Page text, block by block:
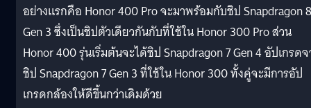
อย่างแรกคือ Honor 400 Pro จะมาพร้อมกับชิป Snapdragon 8
Gen 3 ซึ่งเป็นชิปตัวเดียวกันกับที่ใช้ใน Honor 300 Pro ส่วน
Honor 400 รุ่นเริ่มต้นจะได้ชิป Snapdragon 7 Gen 4 อัปเกรด
ชิป Snapdragon 7 Gen 3 ที่ใช้ใน Honor 300 ทั้งคู่จะมีการอัป
เกรดกล้องให้ดีขึ้นกว่าเดิมด้วย